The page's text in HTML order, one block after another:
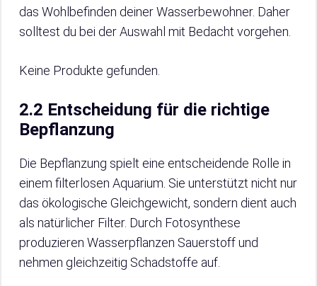
das Wohlbefinden deiner Wasserbewohner. Daher
solltest du bei der Auswahl mit Bedacht vorgehen.
Keine Produkte gefunden.
2.2 Entscheidung für die richtige
Bepflanzung
Die Bepflanzung spielt eine entscheidende Rolle in
einem filterlosen Aquarium. Sie unterstützt nicht nur
das ökologische Gleichgewicht, sondern dient auch
als natürlicher Filter. Durch Fotosynthese
produzieren Wasserpflanzen Sauerstoff und
nehmen gleichzeitig Schadstoffe auf.